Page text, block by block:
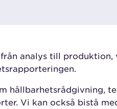
analys till
hållbarhetsrådgivning,
Vi kan också bistå